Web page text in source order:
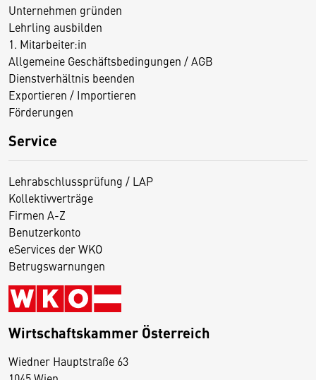
Unternehmen gründen
Lehrling ausbilden
1. Mitarbeiter:in
Allgemeine Geschäftsbedingungen / AGB
Dienstverhältnis beenden
Exportieren / Importieren
Förderungen
Service
Lehrabschlussprüfung / LAP
Kollektivverträge
Firmen A-Z
Benutzerkonto
eServices der WKO
Betrugswarnungen
Wirtschaftskammer Österreich
Wiedner Hauptstraße 63
D